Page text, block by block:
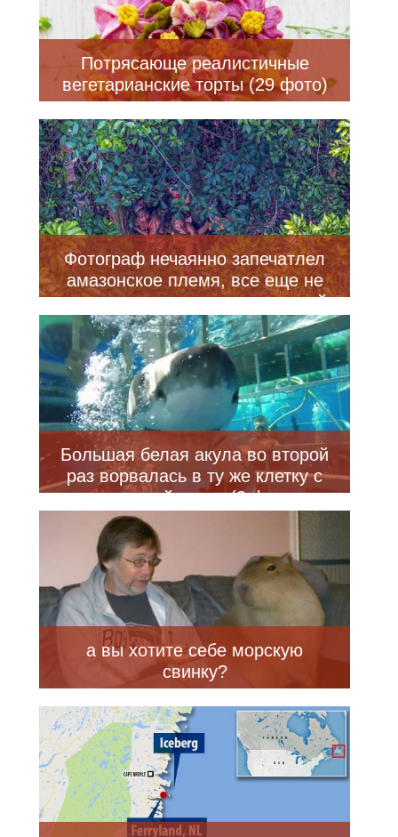
Потрясающе реалистичные
вегетарианские торты (29 фото)
Фотограф нечаянно запечатлел
амазонское племя, все еще не
подозревающее о современной
цивилизации
Большая белая акула во второй
раз ворвалась в ту же клетку с
тем же дайвером (3 фото +
а вы хотите себе морскую
свинку?